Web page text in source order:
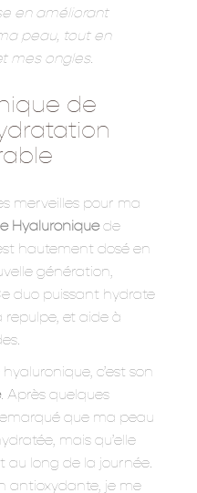
en améliorant
peau, tout en
mes ongles.
de
merveilles pour ma
Hyaluroniquede
hautement dosé en
génération,
duo puissant hydrate
et aide à
c’est son
. Après quelques
que ma peau
mais qu’elle
au long de la journée.
antioxydante, je me